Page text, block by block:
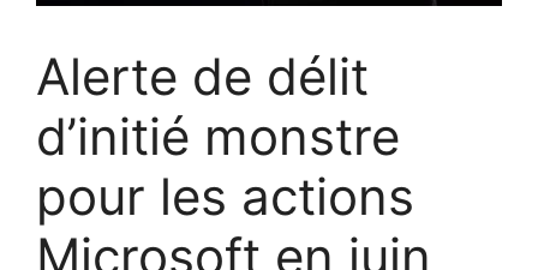
Alerte de délit
d’initié monstre
pour les actions
Microsoft en juin